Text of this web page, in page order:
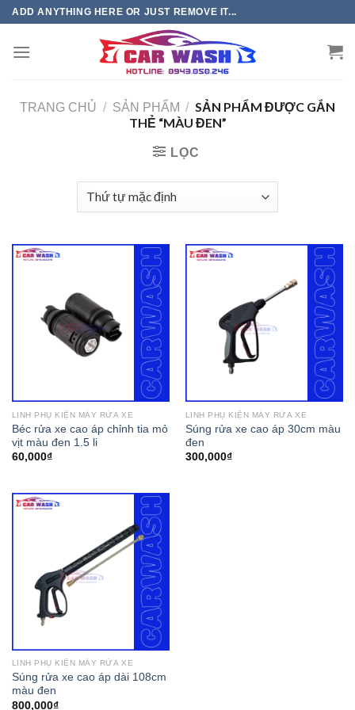
Chuyển
phần
ADD ANYTHING HERE OR JUST REMOVE IT...
TRANG CHỦ / SẢN PHẨM / SẢN PHẨM ĐƯỢC GẮN
THẺ “MÀU ĐEN”
LỌC
LINH PHỤ KIỆN MÁY RỬA XE
Béc rửa xe cao áp chỉnh tia mỏ
vịt màu đen 1.5 li
60,000₫
LINH PHỤ KIỆN MÁY RỬA XE
Súng rửa xe cao áp 30cm màu
đen
300,000₫
LINH PHỤ KIỆN MÁY RỬA XE
Súng rửa xe cao áp dài 108cm
màu đen
800,000₫